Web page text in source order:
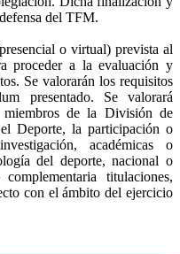
del TFM.
o virtual) prevista al
proceder a la evaluación y
Se valorarán los requisitos
presentado. Se valorará
miembros de la División de
Deporte, la participación o
académicas o
del deporte, nacional o
titulaciones,
con el ámbito del ejercicio